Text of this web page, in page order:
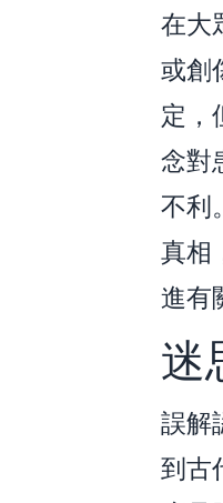
在大
或創
定，
念對
不利
真相
進有
迷
誤解
到古